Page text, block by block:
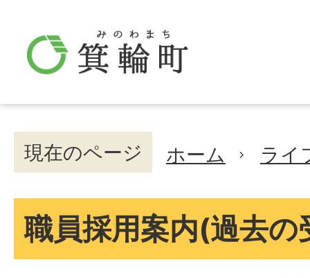
現在のページ ホーム ライ
職員採用案内(過去の